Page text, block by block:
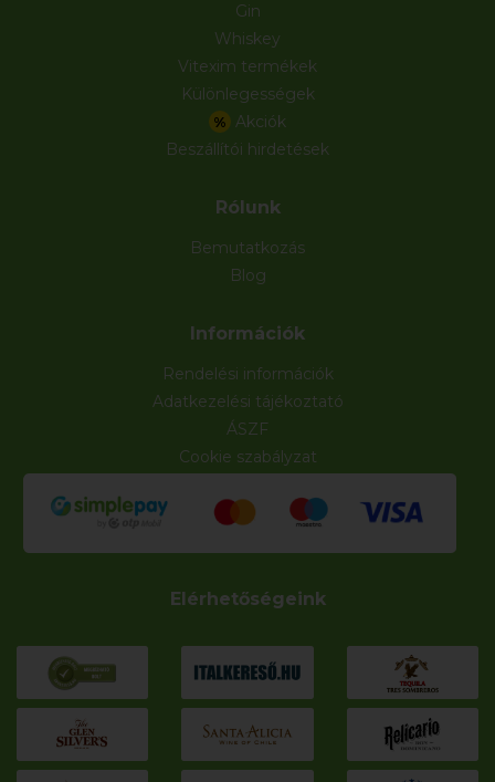
Gin
Whiskey
Vitexim termékek
Különlegességek
% Akciók
Beszállítói hirdetések
Rólunk
Bemutatkozás
Blog
Információk
Rendelési információk
Adatkezelési tájékoztató
ÁSZF
Cookie szabályzat
Elérhetőségeink